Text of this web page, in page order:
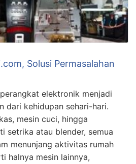
Solusi Permasalahan
elektronik menjadi
dari kehidupan sehari-hari.
mesin cuci, hingga
setrika atau blender, semua
menunjang aktivitas rumah
halnya mesin lainnya,